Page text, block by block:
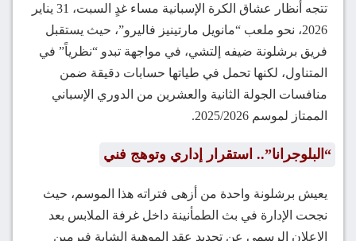
تتجه أنظار عشاق الكرة الإسبانية مساء غدٍ السبت، 31 يناير
2026، نحو ملعب “مانويل مارتينيز فاليرو”، حيث يستقبل
فريق برشلونة ضيفه إلتشي، في مواجهة تبدو “نظرياً” في
المتناول، لكنها تحمل في طياتها حسابات دقيقة ضمن
منافسات الجولة الثانية والعشرين من الدوري الإسباني
الممتاز لموسم 2025/2026.
“البلوجرانا”.. استقرار إداري وتوهج فني
يعيش برشلونة واحدة من أزهى فتراته هذا الموسم، حيث
نجحت الإدارة في بث الطمأنينة داخل غرفة الملابس بعد
الإعلان الرسمي عن تجديد عقد الموهبة الشابة فيرمين